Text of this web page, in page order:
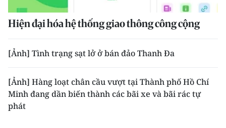
Hiện đại hóa hệ thống giao thông công cộng
[Ảnh] Tình trạng sạt lở ở bán đảo Thanh Đa
[Ảnh] Hàng loạt chân cầu vượt tại Thành phố Hồ Chí
Minh đang dần biến thành các bãi xe và bãi rác tự
phát